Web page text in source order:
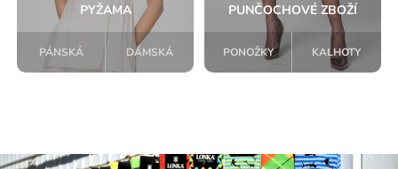
PYŽAMA
PÁNSKÁ DÁMSKÁ
PUNČOCHOVÉ ZBOŽÍ
PONOŽKY KALHOTY